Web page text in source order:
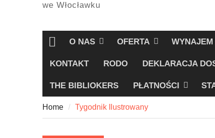
we Włocławku
HomeO NAS OFERTA
KONTAKT RODO DEKLARACJA
THE BIBLIOKERS PŁATNOŚCI
Home Tygodnik Ilustrowany